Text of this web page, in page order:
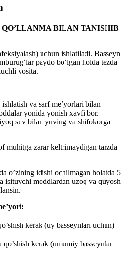
BILAN TANISHIB
uchun ishlatiladi. Basseyn
paydo bo’lgan holda tezda
vosita.
va sarf me’yorlari bilan
yonida yonish xavfi bor.
suv bilan yuving va shifokorga
muhitga zarar keltrimaydigan tarzda
o’zining idishi ochilmagan holatda 5
isituvchi moddlardan uzoq va quyosh
kerak (uy basseynlari uchun)
qo’shish kerak (umumiy basseynlar